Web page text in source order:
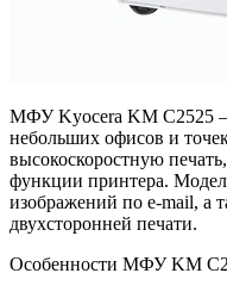
МФУ Kyocera KM C2525 –
небольших офисов и
высокоскоростную
функции принтера.
изображений по e-mail, а
двухсторонней печати.
Особенности МФУ KM